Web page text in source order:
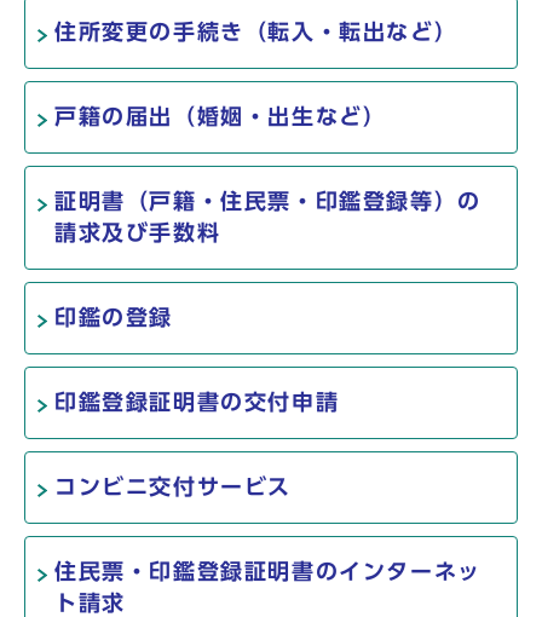
住所変更の手続き（転入・転出など）
戸籍の届出（婚姻・出生など）
証明書（戸籍・住民票・印鑑登録等）の
請求及び手数料
印鑑の登録
印鑑登録証明書の交付申請
コンビニ交付サービス
住民票・印鑑登録証明書のインターネッ
ト請求